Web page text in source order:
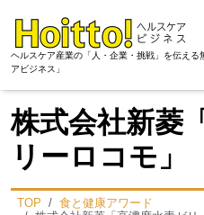
ヘルスケア産業の「人・企業・挑戦」を伝え
アビジネス」
株式会社新菱
リーロコモ」
TOP
食と健康アワード